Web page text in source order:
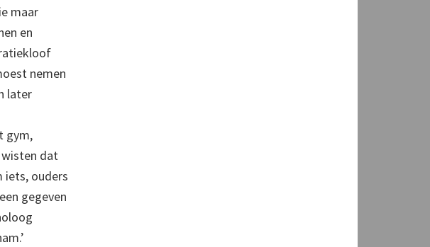
maar
en
nemen
later
gym,
wisten dat
iets, ouders
gegeven